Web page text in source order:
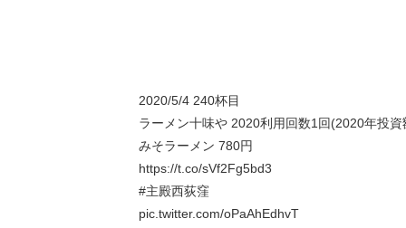
2020/5/4 240杯目
ラーメン十味や 2020利用回数1回(2020年投
みそラーメン 780円
https://t.co/sVf2Fg5bd3
#主殿西荻窪
pic.twitter.com/oPaAhEdhvT